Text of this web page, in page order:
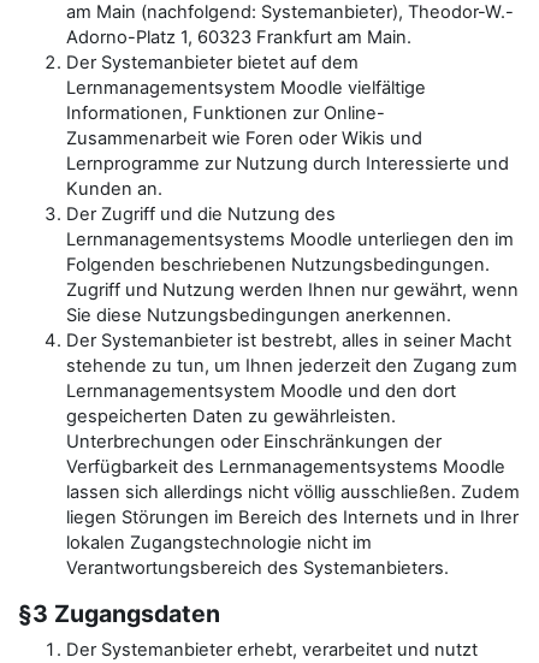
am Main (nachfolgend: Systemanbieter), Theodor-W.-
Adorno-Platz 1, 60323 Frankfurt am Main.
Der Systemanbieter bietet auf dem
Lernmanagementsystem Moodle vielfältige
Informationen, Funktionen zur Online-
Zusammenarbeit wie Foren oder Wikis und
Lernprogramme zur Nutzung durch Interessierte und
Kunden an.
Der Zugriff und die Nutzung des
Lernmanagementsystems Moodle unterliegen den im
Folgenden beschriebenen Nutzungsbedingungen.
Zugriff und Nutzung werden Ihnen nur gewährt, wenn
Sie diese Nutzungsbedingungen anerkennen.
Der Systemanbieter ist bestrebt, alles in seiner Macht
stehende zu tun, um Ihnen jederzeit den Zugang zum
Lernmanagementsystem Moodle und den dort
gespeicherten Daten zu gewährleisten.
Unterbrechungen oder Einschränkungen der
Verfügbarkeit des Lernmanagementsystems Moodle
lassen sich allerdings nicht völlig ausschließen. Zudem
liegen Störungen im Bereich des Internets und in Ihrer
lokalen Zugangstechnologie nicht im
Verantwortungsbereich des Systemanbieters.
§3 Zugangsdaten
Der Systemanbieter erhebt, verarbeitet und nutzt